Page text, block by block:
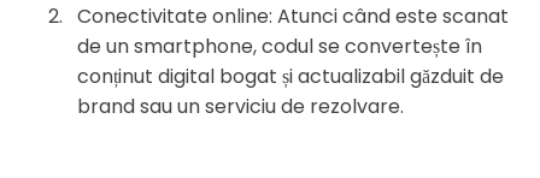
Conectivitate online: Atunci când este scanat
de un smartphone, codul se convertește în
conținut digital bogat și actualizabil găzduit de
brand sau un serviciu de rezolvare.